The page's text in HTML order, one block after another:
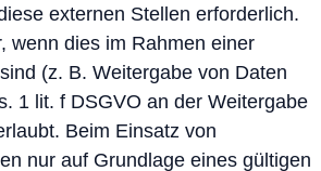
externen Stellen erforderlich.
wenn dies im Rahmen einer
(z. B. Weitergabe von Daten
1 lit. f DSGVO an der Weitergabe
Beim Einsatz von
nur auf Grundlage eines gültigen